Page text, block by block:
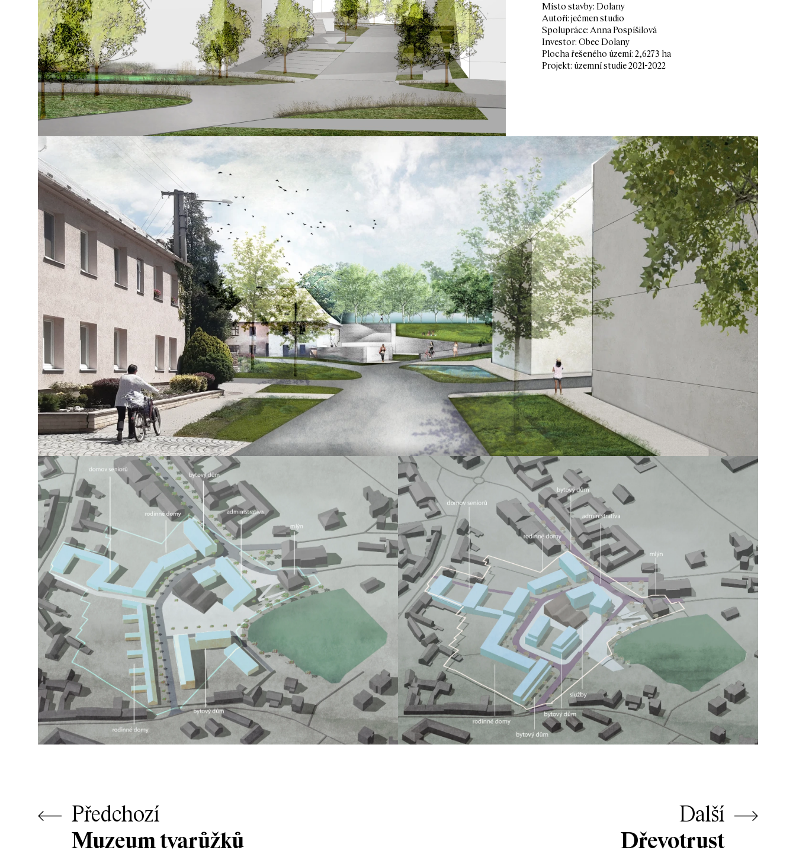
Místo stavby: Dolany
Autoři: ječmen studio
Spolupráce: Anna Pospíšilová
Investor: Obec Dolany
Plocha řešeného území: 2,6273 ha
Projekt: územní studie 2021-2022
⟵ Předchozí
Muzeum tvarůžků
Další
Dřevotrust
⟶